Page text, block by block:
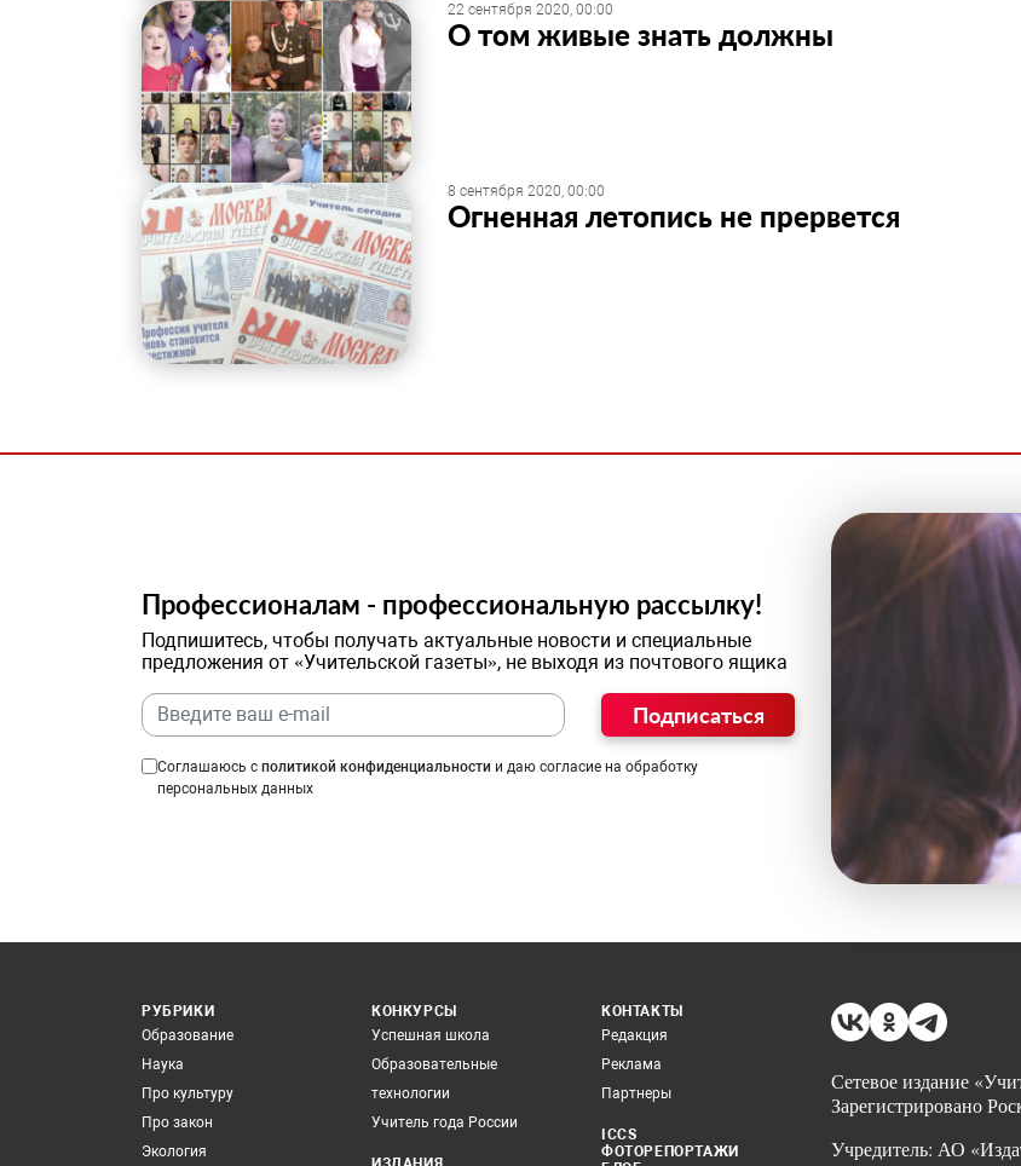
22 сентября 2020, 00:00
О том живые знать должны
8 сентября 2020, 00:00
Огненная летопись не прервется
Профессионалам - профессиональную рассылку!
Подпишитесь, чтобы получать актуальные новости и специальные
предложения от «Учительской газеты», не выходя из почтового ящика
Подписаться
Соглашаюсь с политикой конфиденциальности и даю согласие на обработку
персональных данных
РУБРИКИ
Образование
Наука
Про культуру
Про закон
Экология
КОНКУРСЫ
Успешная школа
Образовательные
технологии
Учитель года России
КОНТАКТЫ
Редакция
Реклама
Партнеры
ICCS
ФОТОРЕПОРТАЖИ
Сетевое издание
Зарегистрировано
Учредитель: АО